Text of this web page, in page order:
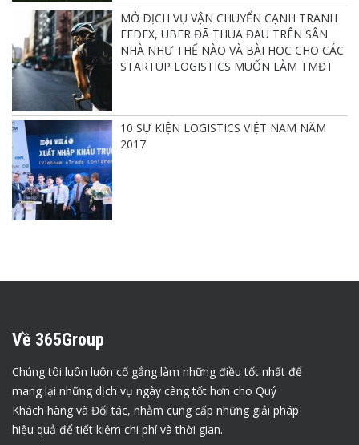
MỞ DỊCH VỤ VẬN CHUYỂN CẠNH TRANH
FEDEX, UBER ĐÃ THUA ĐAU TRÊN SÂN
NHÀ NHƯ THẾ NÀO VÀ BÀI HỌC CHO CÁC
STARTUP LOGISTICS MUỐN LÀM TMĐT
10 SỰ KIỆN LOGISTICS VIỆT NAM NĂM
2017
Về 365Group
Chúng tôi luôn luôn cố gắng làm những điều tốt nhất để
mang lại những dịch vụ ngày càng tốt hơn cho Quý
Khách hàng và Đối tác, nhằm cung cấp những giải pháp
hiệu quả để tiết kiệm chi phí và thời gian.